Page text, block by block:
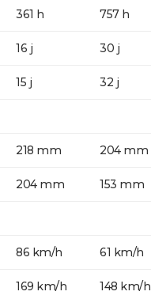
361 h 757 h
16 j 30 j
15 j 32 j
218 mm 204 mm
204 mm 153 mm
86 km/h 61 km/h
169 km/h 148 km/h